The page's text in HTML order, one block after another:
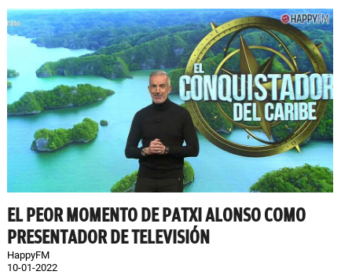
EL PEOR MOMENTO DE PATXI ALONSO COMO
PRESENTADOR DE TELEVISIÓN
HappyFM
10-01-2022